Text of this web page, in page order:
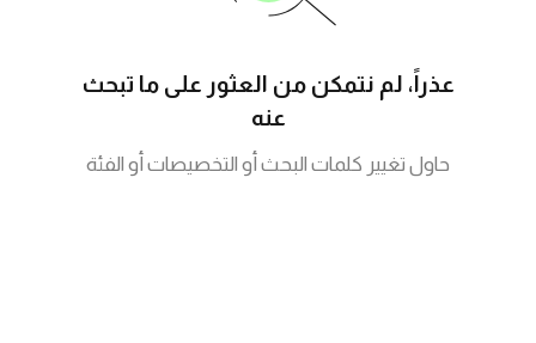
عذراً، لم نتمكن من العثور على ما تبحث
عنه
حاول تغيير كلمات البحث أو التخصيصات أو الفئة